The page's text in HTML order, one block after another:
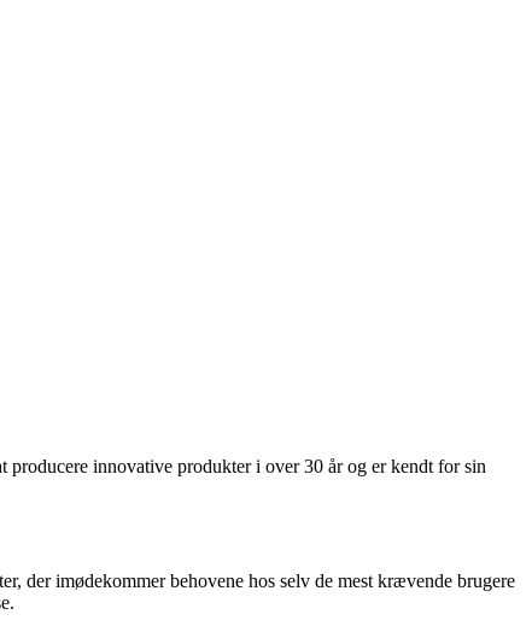
innovative produkter i over 30 år og er kendt for sin
der imødekommer behovene hos selv de mest krævende brugere